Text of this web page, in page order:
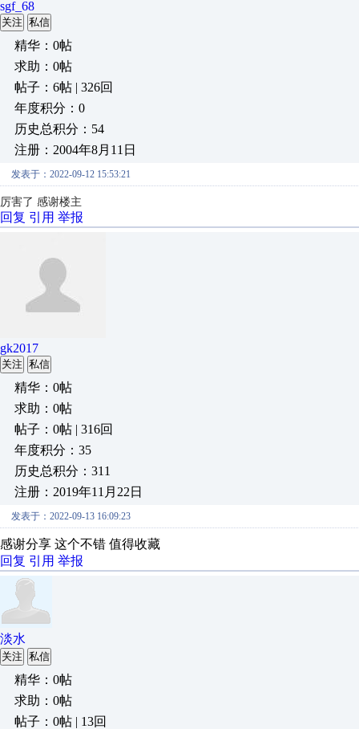
sgf_68
关注 私信
精华：0帖
求助：0帖
帖子：6帖 | 326回
年度积分：0
历史总积分：54
注册：2004年8月11日
发表于：2022-09-12 15:53:21
厉害了 感谢楼主
回复 引用 举报
gk2017
关注 私信
精华：0帖
求助：0帖
帖子：0帖 | 316回
年度积分：35
历史总积分：311
注册：2019年11月22日
发表于：2022-09-13 16:09:23
感谢分享 这个不错 值得收藏
回复 引用 举报
淡水
关注 私信
精华：0帖
求助：0帖
帖子：0帖 | 13回